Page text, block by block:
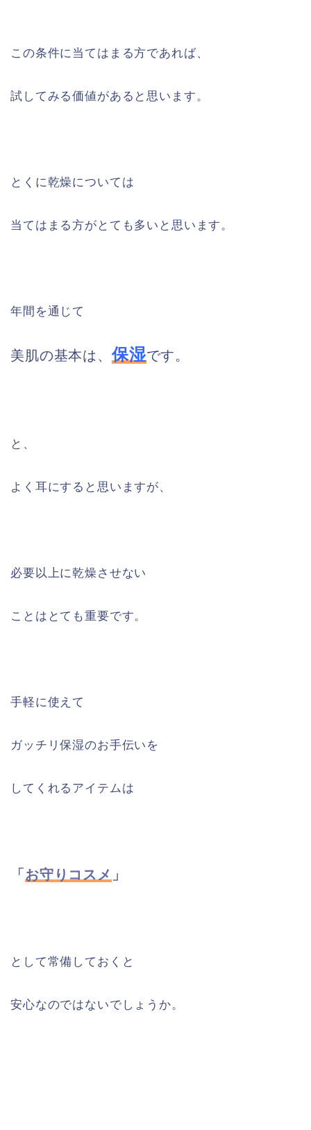
この条件に当てはまる方であれば、
試してみる価値があると思います。
とくに乾燥については
当てはまる方がとても多いと思います。
年間を通じて
美肌の基本は、保湿です。
と、
よく耳にすると思いますが、
必要以上に乾燥させない
ことはとても重要です。
手軽に使えて
ガッチリ保湿のお手伝いを
してくれるアイテムは
「 お守りコスメ 」
として常備しておくと
安心なのではないでしょうか。